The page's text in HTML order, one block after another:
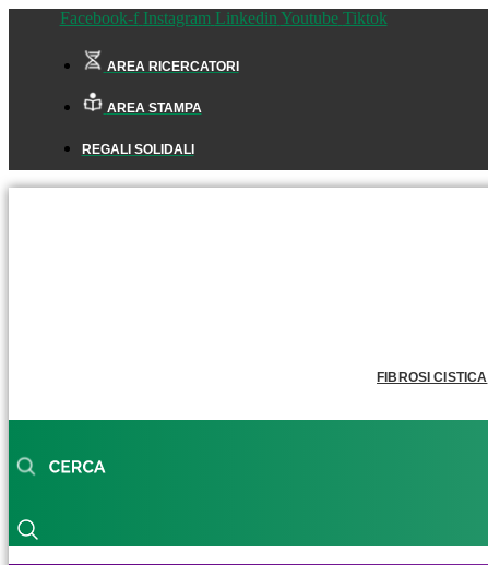
Facebook-f Instagram Linkedin Youtube Tiktok
AREA RICERCATORI
AREA STAMPA
REGALI SOLIDALI
FIBROSI CISTICA